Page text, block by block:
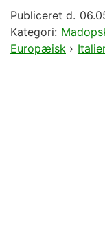
Publiceret d.
Kategori:
Europæisk ›